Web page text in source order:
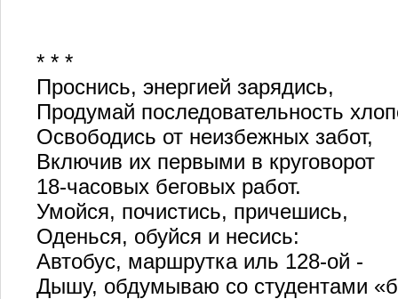
* * *
Проснись, энергией зарядись,
Продумай последовательность
Освободись от неизбежных забот,
Включив их первыми в круговорот
18-часовых беговых работ.
Умойся, почистись, причешись,
Оденься, обуйся и несись:
Автобус, маршрутка иль 128-ой -
Дышу, обдумываю со студентами